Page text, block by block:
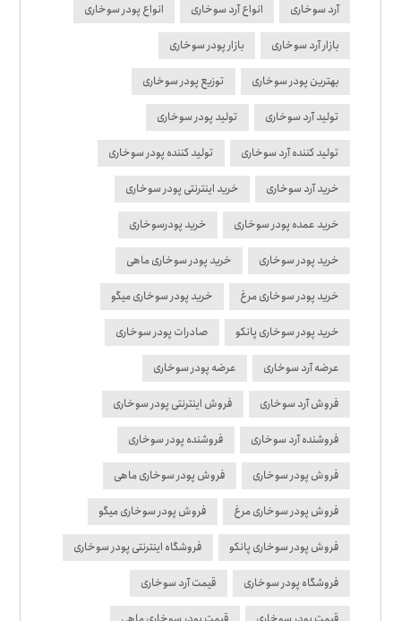
آرد سوخاری انواع آرد سوخاری انواع پودر سوخاری
بازار آرد سوخاری بازار پودر سوخاری
بهترین پودر سوخاری توزیع پودر سوخاری
تولید آرد سوخاری تولید پودر سوخاری
تولید کننده آرد سوخاری تولید کننده پودر سوخاری
خرید آرد سوخاری خرید اینترنتی پودر سوخاری
خرید عمده پودر سوخاری خرید پودرسوخاری
خرید پودر سوخاری خرید پودر سوخاری ماهی
خرید پودر سوخاری مرغ خرید پودر سوخاری میگو
خرید پودر سوخاری پانکو صادرات پودر سوخاری
عرضه آرد سوخاری عرضه پودر سوخاری
فروش آرد سوخاری فروش اینترنتی پودر سوخاری
فروشنده آرد سوخاری فروشنده پودر سوخاری
فروش پودر سوخاری فروش پودر سوخاری ماهی
فروش پودر سوخاری مرغ فروش پودر سوخاری میگو
فروش پودر سوخاری پانکو فروشگاه اینترنتی پودر سوخاری
فروشگاه پودر سوخاری قیمت آرد سوخاری